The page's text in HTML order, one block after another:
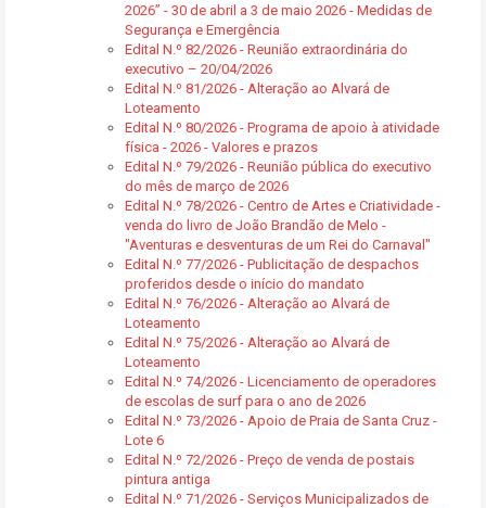
2026” - 30 de abril a 3 de maio 2026 - Medidas de
Segurança e Emergência
Edital N.º 82/2026 - Reunião extraordinária do
executivo – 20/04/2026
Edital N.º 81/2026 - Alteração ao Alvará de
Loteamento
Edital N.º 80/2026 - Programa de apoio à atividade
física - 2026 - Valores e prazos
Edital N.º 79/2026 - Reunião pública do executivo
do mês de março de 2026
Edital N.º 78/2026 - Centro de Artes e Criatividade -
venda do livro de João Brandão de Melo -
"Aventuras e desventuras de um Rei do Carnaval"
Edital N.º 77/2026 - Publicitação de despachos
proferidos desde o início do mandato
Edital N.º 76/2026 - Alteração ao Alvará de
Loteamento
Edital N.º 75/2026 - Alteração ao Alvará de
Loteamento
Edital N.º 74/2026 - Licenciamento de operadores
de escolas de surf para o ano de 2026
Edital N.º 73/2026 - Apoio de Praia de Santa Cruz -
Lote 6
Edital N.º 72/2026 - Preço de venda de postais
pintura antiga
Edital N.º 71/2026 - Serviços Municipalizados de